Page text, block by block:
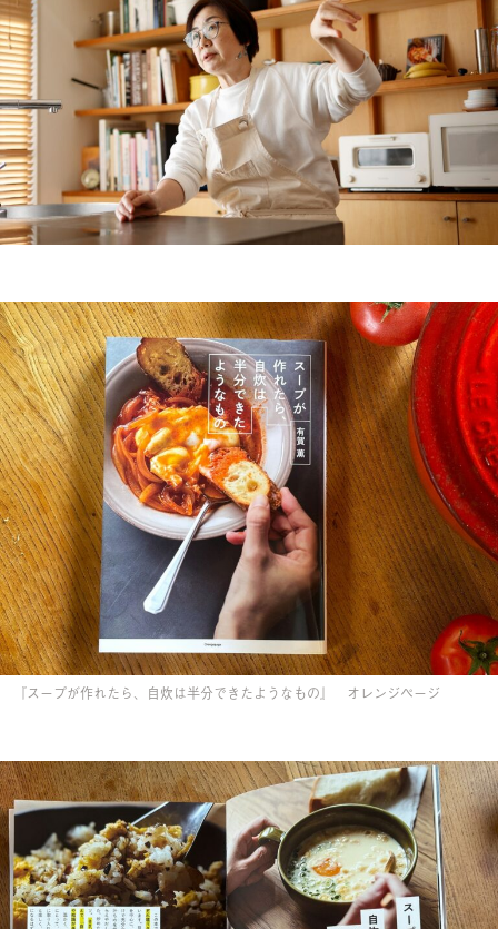
『スープが作れたら、自炊は半分できたようなもの』 オレンジページ